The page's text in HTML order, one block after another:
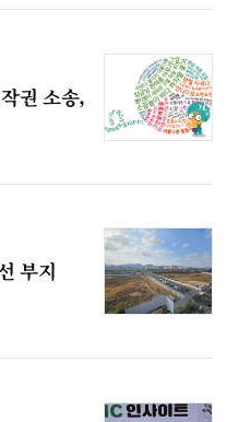
권 소송,
부지